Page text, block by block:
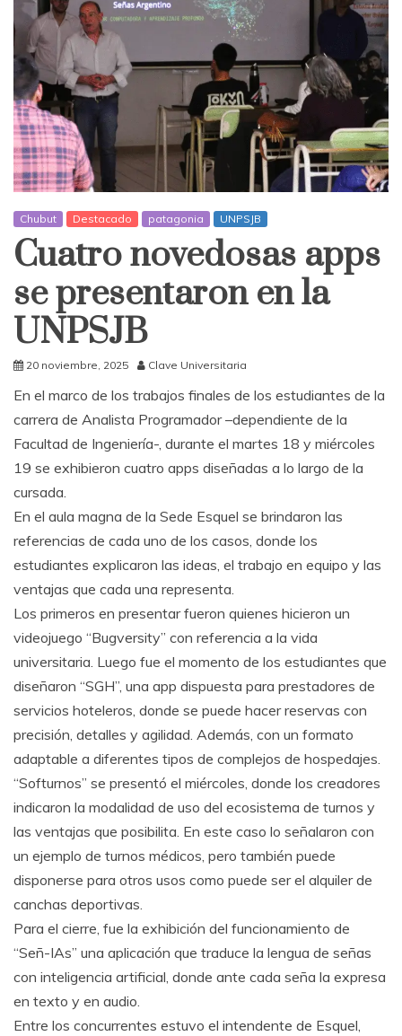
Chubut Destacado patagonia UNPSJB
Cuatro novedosas apps
se presentaron en la
UNPSJB
20 noviembre, 2025 Clave Universitaria
En el marco de los trabajos finales de los estudiantes de la
carrera de Analista Programador –dependiente de la
Facultad de Ingeniería-, durante el martes 18 y miércoles
19 se exhibieron cuatro apps diseñadas a lo largo de la
cursada.
En el aula magna de la Sede Esquel se brindaron las
referencias de cada uno de los casos, donde los
estudiantes explicaron las ideas, el trabajo en equipo y las
ventajas que cada una representa.
Los primeros en presentar fueron quienes hicieron un
videojuego “Bugversity” con referencia a la vida
universitaria. Luego fue el momento de los estudiantes que
diseñaron “SGH”, una app dispuesta para prestadores de
servicios hoteleros, donde se puede hacer reservas con
precisión, detalles y agilidad. Además, con un formato
adaptable a diferentes tipos de complejos de hospedajes.
“Softurnos” se presentó el miércoles, donde los creadores
indicaron la modalidad de uso del ecosistema de turnos y
las ventajas que posibilita. En este caso lo señalaron con
un ejemplo de turnos médicos, pero también puede
disponerse para otros usos como puede ser el alquiler de
canchas deportivas.
Para el cierre, fue la exhibición del funcionamiento de
“Señ-IAs” una aplicación que traduce la lengua de señas
con inteligencia artificial, donde ante cada seña la expresa
en texto y en audio.
Entre los concurrentes estuvo el intendente de Esquel,